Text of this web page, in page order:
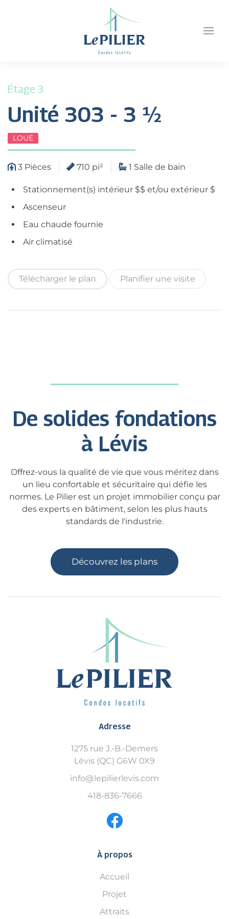
Étage 3
Unité 303 - 3 ½
LOUÉ
3 Pièces 710 pi² 1 Salle de bain
Stationnement(s) intérieur $$ et/ou extérieur $
Ascenseur
Eau chaude fournie
Air climatisé
Télécharger le plan Planifier une visite
De solides fondations
à Lévis
Offrez-vous la qualité de vie que vous méritez dans
un lieu confortable et sécuritaire qui défie les
normes. Le Pilier est un projet immobilier conçu par
des experts en bâtiment, selon les plus hauts
standards de l'industrie.
Découvrez les plans
Adresse
1275 rue J.-B.-Demers
Lévis (QC) G6W 0X9
info@lepilierlevis.com
418-836-7666
À propos
Accueil
Projet
Attraits